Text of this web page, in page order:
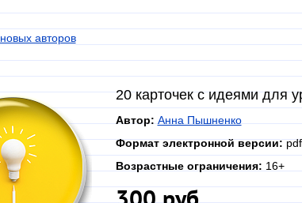
авторов
20 карточек с идеями для
Автор: Анна Пышненко
Формат электронной версии: pdf
Возрастные ограничения: 16+